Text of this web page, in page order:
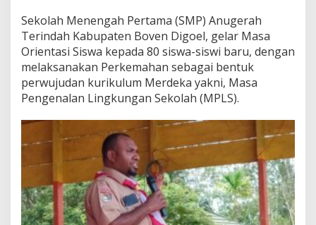
Sekolah Menengah Pertama (SMP) Anugerah
Terindah Kabupaten Boven Digoel, gelar Masa
Orientasi Siswa kepada 80 siswa-siswi baru, dengan
melaksanakan Perkemahan sebagai bentuk
perwujudan kurikulum Merdeka yakni, Masa
Pengenalan Lingkungan Sekolah (MPLS).